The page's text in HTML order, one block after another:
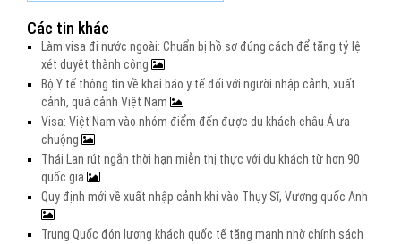
Các tin khác
Làm visa đi nước ngoài: Chuẩn bị hồ sơ đúng cách để tăng tỷ lệ
xét duyệt thành công
Bộ Y tế thông tin về khai báo y tế đối với người nhập cảnh, xuất
cảnh, quá cảnh Việt Nam
Visa: Việt Nam vào nhóm điểm đến được du khách châu Á ưa
chuộng
Thái Lan rút ngắn thời hạn miễn thị thực với du khách từ hơn 90
quốc gia
Quy định mới về xuất nhập cảnh khi vào Thụy Sĩ, Vương quốc Anh
Trung Quốc đón lượng khách quốc tế tăng mạnh nhờ chính sách